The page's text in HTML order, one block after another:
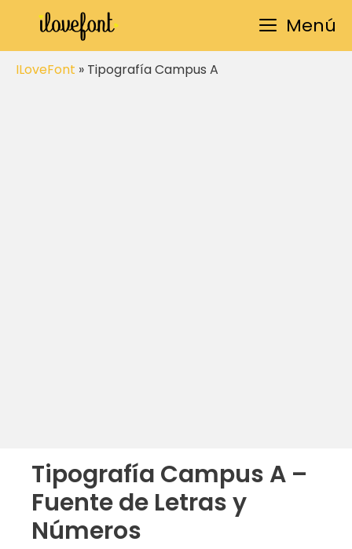
Saltar
contenido
Menú
ILoveFont » Tipografía Campus A
Tipografía Campus A –
Fuente de Letras y
Números